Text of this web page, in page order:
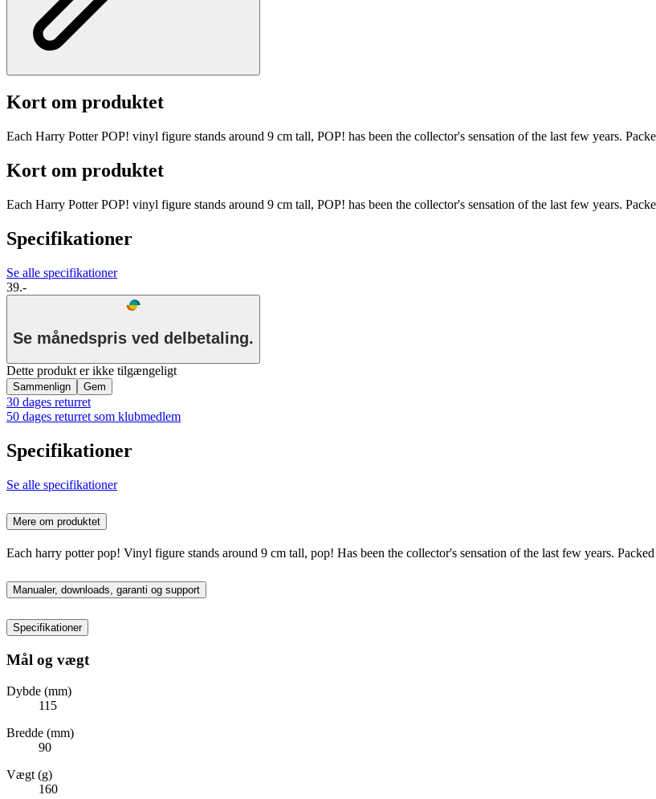
Kort om produktet
Each Harry Potter POP! vinyl figure stands around 9 cm tall, POP! has been the collector's sensation of the last few years.
Kort om produktet
Each Harry Potter POP! vinyl figure stands around 9 cm tall, POP! has been the collector's sensation of the last few years.
Specifikationer
Se alle specifikationer
39.-
Se månedspris ved delbetaling.
Dette produkt er ikke tilgængeligt
Sammenlign Gem
30 dages returret
50 dages returret som klubmedlem
Specifikationer
Se alle specifikationer
Mere om produktet
Each harry potter pop! Vinyl figure stands around 9 cm tall, pop! Has been the collector's sensation of the last few years.
Manualer, downloads, garanti og support
Specifikationer
Mål og vægt
Dybde (mm)
115
Bredde (mm)
90
Vægt (g)
160